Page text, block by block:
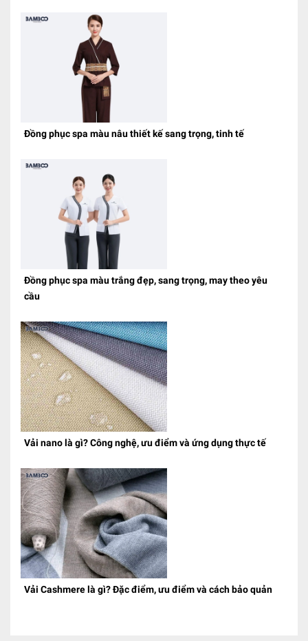
Đồng phục spa màu nâu thiết kế sang trọng, tinh tế
Đồng phục spa màu trắng đẹp, sang trọng, may theo yêu
cầu
Vải nano là gì? Công nghệ, ưu điểm và ứng dụng thực tế
Vải Cashmere là gì? Đặc điểm, ưu điểm và cách bảo quản